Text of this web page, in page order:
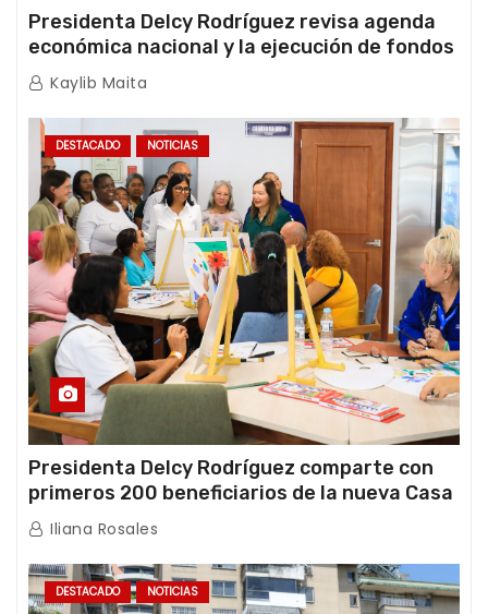
Presidenta Delcy Rodríguez revisa agenda
económica nacional y la ejecución de fondos
de emergencia post-sismos
Kaylib Maita
DESTACADO NOTICIAS
Presidenta Delcy Rodríguez comparte con
primeros 200 beneficiarios de la nueva Casa
de los Abuelos “La Primavera” en Caracas
Iliana Rosales
DESTACADO NOTICIAS